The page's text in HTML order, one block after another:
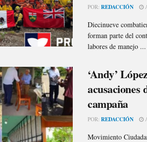
POR: REDACCIÓN
Diecinueve
forman parte del
labores de manejo ...
‘Andy’
acusaciones
campaña
POR: REDACCIÓN
Movimiento